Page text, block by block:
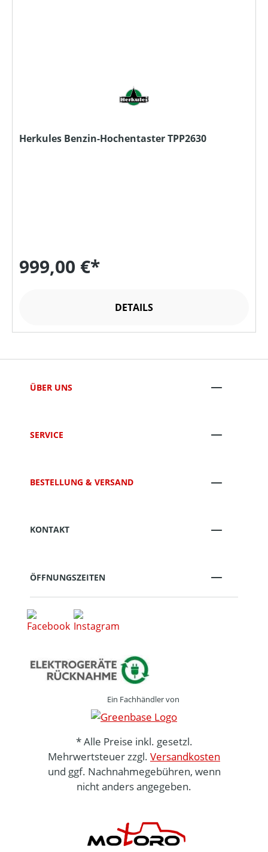
Herkules Benzin-Hochentaster TPP2630
999,00 €*
DETAILS
ÜBER UNS
SERVICE
BESTELLUNG & VERSAND
KONTAKT
ÖFFNUNGSZEITEN
Ein Fachhändler von
* Alle Preise inkl. gesetzl.
Mehrwertsteuer zzgl. Versandkosten
und ggf. Nachnahmegebühren, wenn
nicht anders angegeben.